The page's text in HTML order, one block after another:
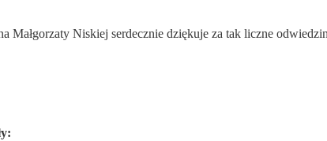
Małgorzaty Niskiej serdecznie dziękuje za tak liczne